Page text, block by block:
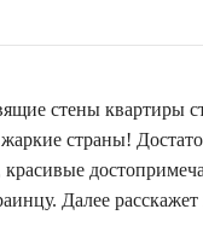
стены квартиры
страны!
Далее расскажет